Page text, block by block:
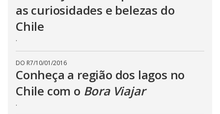
as curiosidades e belezas do
Chile
.
DO R7/10/01/2016
Conheça a região dos lagos no
Chile com o Bora Viajar
.